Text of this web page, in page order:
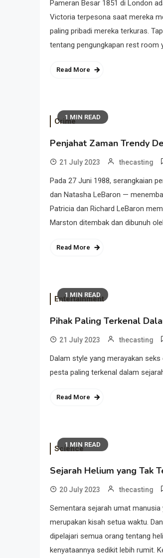
Pameran Besar 1851 di London
Victoria terpesona saat mereka
paling pribadi mereka terkuras.
tentang pengungkapan rest room
Read More
1 MIN READ
Crime
Penjahat Zaman Trendy
21 July 2023 thecasting
Pada 27 Juni 1988, serangkaian
dan Natasha LeBaron —
Patricia dan Richard LeBaron
Marston ditembak dan dibunuh
Read More
1 MIN READ
Entertainment
Pihak Paling Terkenal
21 July 2023 thecasting
Dalam style yang merayakan
pesta paling terkenal dalam
Read More
1 MIN READ
Science
Sejarah Helium yang Tak
20 July 2023 thecasting
Sementara sejarah umat
merupakan kisah setua waktu.
dipelajari semua orang tentang
kenyataannya sedikit lebih rumit.